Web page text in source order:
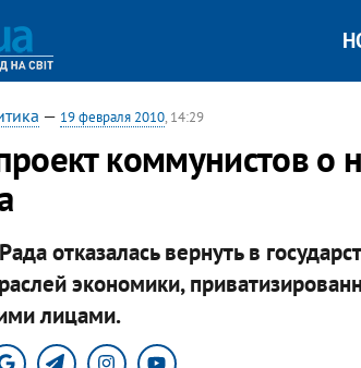
— 19 февраля 2010, 14:29
коммунистов о
отказалась вернуть в
экономики,
лицами.